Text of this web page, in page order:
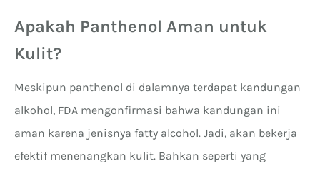
Apakah Panthenol Aman untuk
Kulit?
Meskipun panthenol di dalamnya terdapat kandungan
alkohol, FDA mengonfirmasi bahwa kandungan ini
aman karena jenisnya fatty alcohol. Jadi, akan bekerja
efektif menenangkan kulit. Bahkan seperti yang